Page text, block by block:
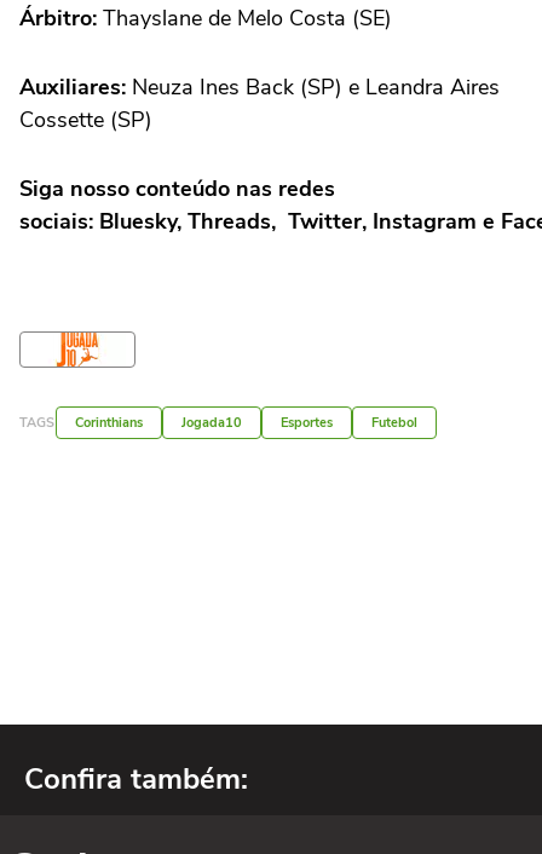
Árbitro: Thayslane de Melo Costa (SE)
Auxiliares: Neuza Ines Back (SP) e Leandra Aires
Cossette (SP)
Siga nosso conteúdo nas redes
sociais: Bluesky, Threads, Twitter, Instagram e
TAGS Corinthians Jogada10 Esportes Futebol
Confira também: